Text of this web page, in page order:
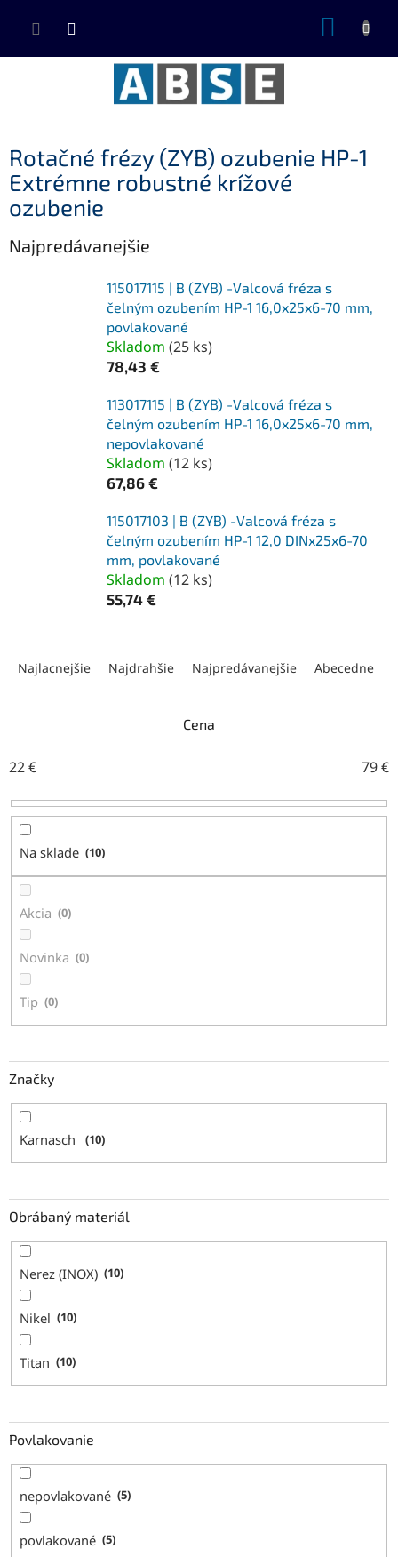
Rotačné frézy (ZYB) ozubenie HP-1
Extrémne robustné krížové
ozubenie
Najpredávanejšie
115017115 | B (ZYB) -Valcová fréza s
čelným ozubením HP-1 16,0x25x6-70 mm,
povlakované
Skladom (25 ks)
78,43 €
113017115 | B (ZYB) -Valcová fréza s
čelným ozubením HP-1 16,0x25x6-70 mm,
nepovlakované
Skladom (12 ks)
67,86 €
115017103 | B (ZYB) -Valcová fréza s
čelným ozubením HP-1 12,0 DINx25x6-70
mm, povlakované
Skladom (12 ks)
55,74 €
e
r
o
k
Najlacnejšie Najdrahšie Najpredávanejšie Abecedne
Cena
22€ 79€
Na sklade 10
Akcia 0
Novinka 0
Tip 0
Značky
Karnasch 10
Obrábaný materiál
Nerez (INOX) 10
Nikel 10
Titan 10
Povlakovanie
nepovlakované 5
povlakované 5